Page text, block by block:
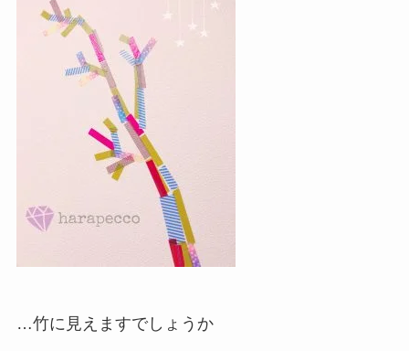
…竹に見えますでしょうか